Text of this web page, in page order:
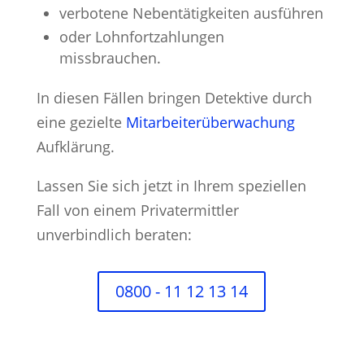
verbotene Nebentätigkeiten ausführen
oder Lohnfortzahlungen
missbrauchen.
In diesen Fällen bringen Detektive durch
eine gezielte Mitarbeiterüberwachung
Aufklärung.
Lassen Sie sich jetzt in Ihrem speziellen
Fall von einem Privatermittler
unverbindlich beraten:
0800 - 11 12 13 14